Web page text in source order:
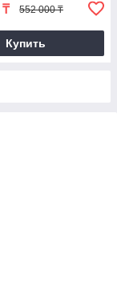
₸ 552 000 ₸
Купить